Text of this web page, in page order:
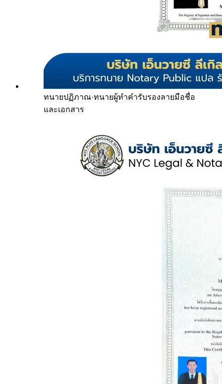
ทนายปฏิภาณ·ทนายผู้ทำคำรับรองลายมือชื่อ
และเอกสาร